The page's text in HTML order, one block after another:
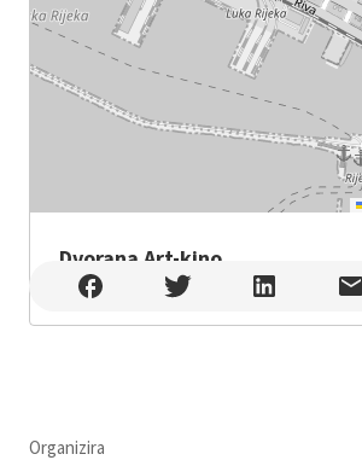
Dvorana Art-kino
Dvorana Art-kino , Rijeka
Organizira